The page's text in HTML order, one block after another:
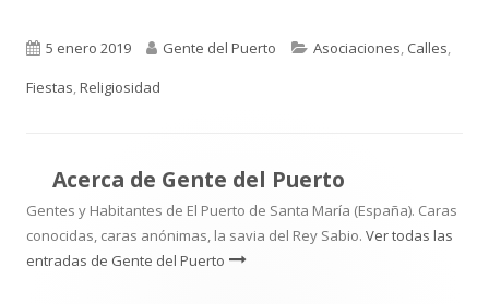
Publicado
el
5 enero 2019 Autor
Gente del Puerto Categorías
Asociaciones, Calles,
Fiestas,Religiosidad
Acerca de Gente del Puerto
Gentes y Habitantes de El Puerto de Santa María (España). Caras
conocidas, caras anónimas, la savia del Rey Sabio. Ver todas las
entradas de Gente del Puerto